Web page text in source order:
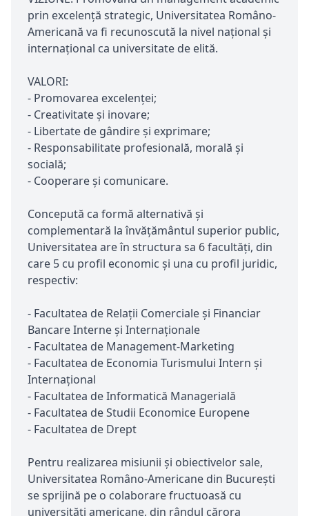
prin excelență strategic, Universitatea Româno-
Americană va fi recunoscută la nivel național și
internațional ca universitate de elită.
VALORI:
- Promovarea excelenței;
- Creativitate și inovare;
- Libertate de gândire și exprimare;
- Responsabilitate profesională, morală și
socială;
- Cooperare și comunicare.
Concepută ca formă alternativă și
complementară la învățământul superior public,
Universitatea are în structura sa 6 facultăți, din
care 5 cu profil economic și una cu profil juridic,
respectiv:
- Facultatea de Relații Comerciale și Financiar
Bancare Interne și Internaționale
- Facultatea de Management-Marketing
- Facultatea de Economia Turismului Intern și
Internațional
- Facultatea de Informatică Managerială
- Facultatea de Studii Economice Europene
- Facultatea de Drept
Pentru realizarea misiunii și obiectivelor sale,
Universitatea Româno-Americane din București
se sprijină pe o colaborare fructuoasă cu
universități americane, din rândul cărora